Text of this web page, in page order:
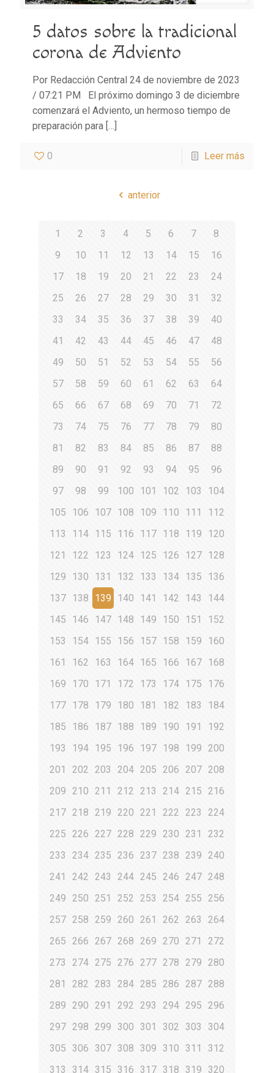
5 datos sobre la tradicional
corona de Adviento
Por Redacción Central 24 de noviembre de 2023
/ 07:21 PM El próximo domingo 3 de diciembre
comenzará el Adviento, un hermoso tiempo de
preparación para […]
0 Leer más
anterior
1 2 3 4 5 6 7
8
9
10 11 12 13 14 15
16
17
18 19 20 21 22 23
24
25
26 27 28 29 30 31
32
33
34 35 36 37 38 39
40
41
42 43 44 45 46 47
48
49
50 51 52 53 54 55
56
57
58 59 60 61 62 63
64
65
66 67 68 69 70 71
72
73
74 75 76 77 78 79
80
81
82 83 84 85 86 87
88
89
90 91 92 93 94 95
96
97
98 99 100 101 102 103
104
105
106 107 108 109 110 111
112
113
114 115 116 117 118 119
120
121
122 123 124 125 126 127 128
129
130 131 132 133 134 135
136
137 138 139 140 141 142 143
144
145
146 147 148 149 150 151
152
153
154 155 156 157 158 159
160
161
162 163 164 165 166 167 168
169
170 171 172 173 174 175
176
177 178 179 180 181 182 183
184
185
186 187 188 189 190 191
192
193
194 195 196 197 198 199 200
201
202 203 204 205 206 207 208
209 210 211 212 213 214 215 216
217 218 219 220 221 222 223
224
225 226 227 228 229 230 231
232
233
234 235 236 237 238 239 240
241
242 243 244 245 246 247 248
249 250 251 252 253 254 255 256
257 258 259 260 261 262 263
264
265 266 267 268 269 270 271
272
273
274 275 276 277 278 279 280
281
282 283 284 285 286 287 288
289 290 291 292 293 294 295 296
297 298 299 300 301 302 303
304
305
306 307 308 309 310 311
312
313
314 315 316 317 318 319 320